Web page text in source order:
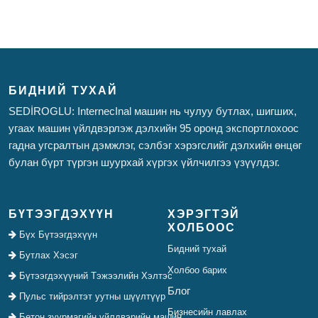
БИДНИЙ ТУХАЙ
SEDİROGLU: InternecInal машин нь чулуу бутлах, шигших,
угаах машин үйлдвэрлэж дэлхийн 95 оронд экспортлохоос
гадна угсралтын дэмжлэг, сэлбэг хэрэгслийг дэлхийн өнцөг
булан бүрт түргэн шуурхай хүргэх үйлчилгээ үзүүлдэг.
БҮТЭЭГДЭХҮҮН
Бүх Бүтээгдэхүүн
Бутлах Хэсэг
Бүтээгдэхүүний Тэжээлийн Хэлтэс
Пульс тийрэлтэт уутны шүүлтүүр
ХЭРЭГТЭЙ
ХОЛБООС
Бидний тухай
Холбоо барих
Блог
Бизнесийн лавлах